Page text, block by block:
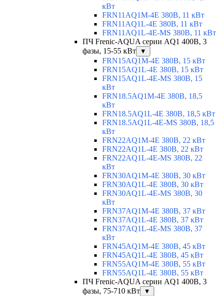
кВт
FRN11AQ1M-4E 380В, 11 кВт
FRN11AQ1L-4E 380В, 11 кВт
FRN11AQ1L-4E-MS 380В, 11 кВт
ПЧ Frenic-AQUA серии AQ1 400В, 3
фазы, 15-55 кВт
▼
FRN15AQ1M-4E 380В, 15 кВт
FRN15AQ1L-4E 380В, 15 кВт
FRN15AQ1L-4E-MS 380В, 15
кВт
FRN18.5AQ1M-4E 380В, 18,5
кВт
FRN18.5AQ1L-4E 380В, 18,5 кВт
FRN18.5AQ1L-4E-MS 380В, 18,5
кВт
FRN22AQ1M-4E 380В, 22 кВт
FRN22AQ1L-4E 380В, 22 кВт
FRN22AQ1L-4E-MS 380В, 22
кВт
FRN30AQ1M-4E 380В, 30 кВт
FRN30AQ1L-4E 380В, 30 кВт
FRN30AQ1L-4E-MS 380В, 30
кВт
FRN37AQ1M-4E 380В, 37 кВт
FRN37AQ1L-4E 380В, 37 кВт
FRN37AQ1L-4E-MS 380В, 37
кВт
FRN45AQ1M-4E 380В, 45 кВт
FRN45AQ1L-4E 380В, 45 кВт
FRN55AQ1M-4E 380В, 55 кВт
FRN55AQ1L-4E 380В, 55 кВт
ПЧ Frenic-AQUA серии AQ1 400В, 3
фазы, 75-710 кВт
▼